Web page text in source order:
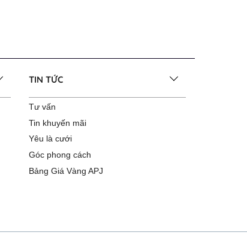
TIN TỨC
Tư vấn
Tin khuyến mãi
Yêu là cưới
Góc phong cách
Bảng Giá Vàng APJ